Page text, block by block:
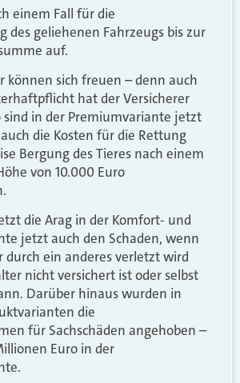
einem Fall für die
des geliehenen Fahrzeugs bis zur
auf.
können sich freuen – denn auch
hat der Versicherer
sind in der Premiumvariante jetzt
die Kosten für die Rettung
Bergung des Tieres nach einem
von 10.000 Euro
die Arag in der Komfort- und
jetzt auch den Schaden, wenn
durch ein anderes verletzt wird
nicht versichert ist oder selbst
Darüber hinaus wurden in
die
für Sachschäden angehoben –
Euro in der